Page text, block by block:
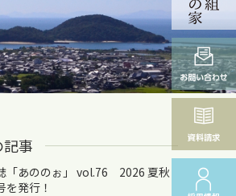
事
「あののぉ」 vol.76 2026 夏秋
を発行！